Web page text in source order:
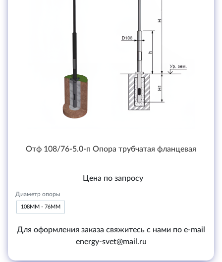
Отф 108/76-5.0-п Опора трубчатая фланцевая
Цена по запросу
Диаметр опоры
108ММ - 76ММ
Для оформления заказа свяжитесь с нами по e-mail
energy-svet@mail.ru